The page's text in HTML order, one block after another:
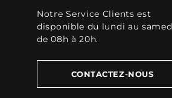
Notre Service Clients est
disponible du lundi au
de 08h à 20h.
CONTACTEZ-NOUS